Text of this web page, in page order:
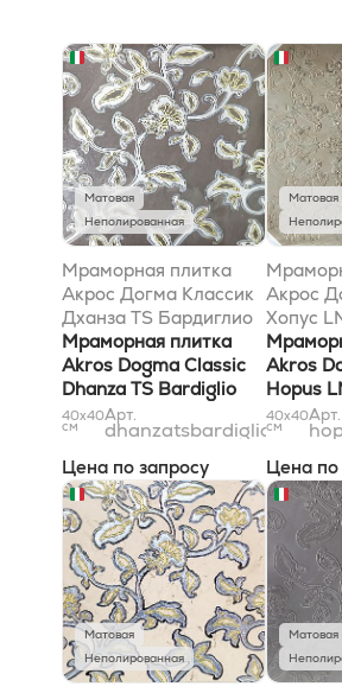
Матовая
Неполированная
Мраморная плитка
Акрос Догма Классик
Дханза TS Бардиглио
Сильвер 40x40
Мраморная плитка
Akros Dogma Classic
Dhanza TS Bardiglio
Silver 40x40
40x40
см
Арт.
Цена по запросу
Матовая
Акрос
Хопус
40x40
Akros
Hopus
40x40
40x40
см
Арт.
Цена по
Матовая
Неполированная
Матовая